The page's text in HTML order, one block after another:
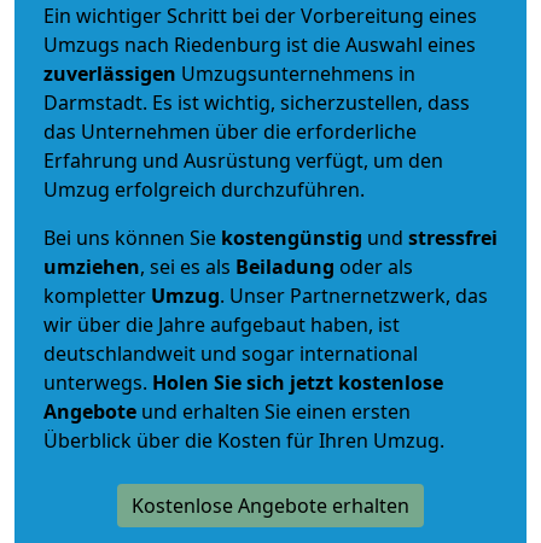
Ein wichtiger Schritt bei der Vorbereitung eines
Umzugs nach Riedenburg ist die Auswahl eines
zuverlässigen Umzugsunternehmens in
Darmstadt. Es ist wichtig, sicherzustellen, dass
das Unternehmen über die erforderliche
Erfahrung und Ausrüstung verfügt, um den
Umzug erfolgreich durchzuführen.
Bei uns können Sie kostengünstig und stressfrei
umziehen, sei es als Beiladung oder als
kompletter Umzug. Unser Partnernetzwerk, das
wir über die Jahre aufgebaut haben, ist
deutschlandweit und sogar international
unterwegs. Holen Sie sich jetzt kostenlose
Angebote und erhalten Sie einen ersten
Überblick über die Kosten für Ihren Umzug.
Kostenlose Angebote erhalten